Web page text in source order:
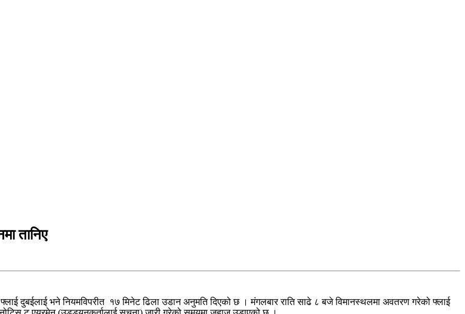
तानिए
दुबईलाई भने नियमविपरीत १७ मिनेट ढिला उडान अनुमति दिएको छ । मंगलबार राति साढे ८ बजे विमानस्थलमा अवतरण गरेको फ्लाई